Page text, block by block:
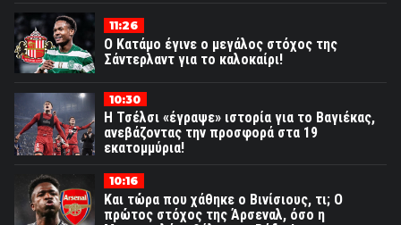
11:26
Ο Κατάμο έγινε ο μεγάλος στόχος της
Σάντερλαντ για το καλοκαίρι!
10:30
Η Τσέλσι «έγραψε» ιστορία για το Βαγιέκας,
ανεβάζοντας την προσφορά στα 19
εκατομμύρια!
10:16
Και τώρα που χάθηκε ο Βινίσιους, τι; Ο
πρώτος στόχος της Άρσεναλ, όσο η